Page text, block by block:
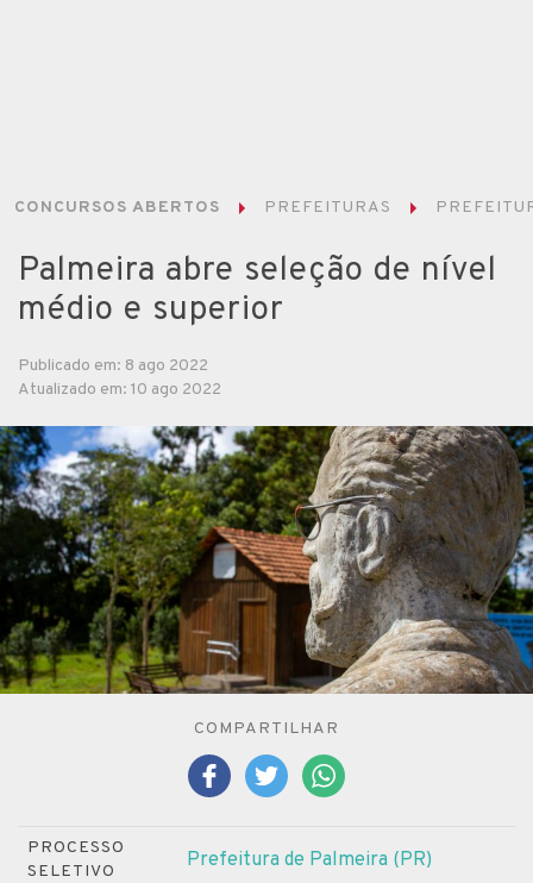
CONCURSOS ABERTOS PREFEITURAS
Palmeira abre seleção de nível
médio e superior
Publicado em: 8 ago 2022
Atualizado em: 10 ago 2022
COMPARTILHAR
PROCESSO
SELETIVO
Prefeitura de Palmeira (PR)